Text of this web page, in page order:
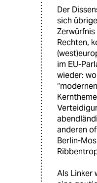
Der
sich
Rechten,
im EU-
wieder:
anderen
Berlin-
Als Linker